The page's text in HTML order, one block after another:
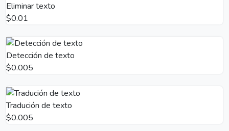
Eliminar texto
$0.01
Detección de texto
$0.005
Tradución de texto
$0.005